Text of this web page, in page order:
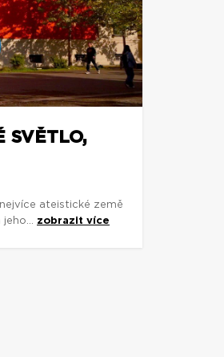
SVĚTLO,
ateistické země
zobrazit více